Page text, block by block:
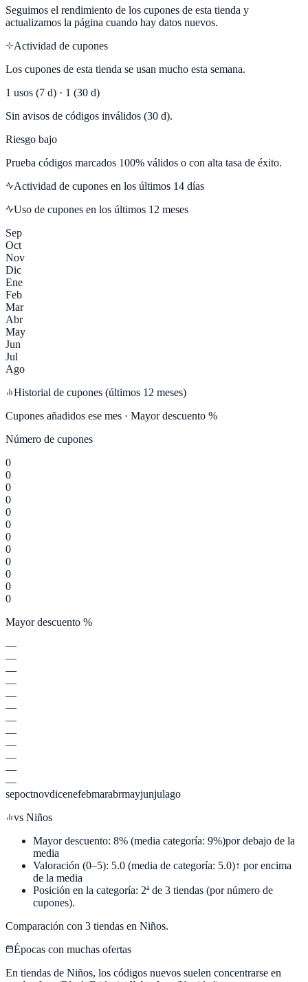
Seguimos el rendimiento de los cupones de esta tienda y
actualizamos la página cuando hay datos nuevos.
Actividad de cupones
Los cupones de esta tienda se usan mucho esta semana.
1 usos (7 d) · 1 (30 d)
Sin avisos de códigos inválidos (30 d).
Riesgo bajo
Prueba códigos marcados 100% válidos o con alta tasa de éxito.
Actividad de cupones en los últimos 14 días
Uso de cupones en los últimos 12 meses
Sep
Oct
Nov
Dic
Ene
Feb
Mar
Abr
May
Jun
Jul
Ago
Historial de cupones (últimos 12 meses)
Cupones añadidos ese mes · Mayor descuento %
Número de cupones
0
0
0
0
0
0
0
0
0
0
0
0
Mayor descuento %
—
—
—
—
—
—
—
—
—
—
—
—
sepoctnovdicenefebmarabrmayjunjulago
vs Niños
Mayor descuento: 8% (media categoría: 9%)por debajo de la
media
Valoración (0–5): 5.0 (media de categoría: 5.0)↑ por encima
de la media
Posición en la categoría: 2ª de 3 tiendas (por número de
cupones).
Comparación con 3 tiendas en Niños.
Épocas con muchas ofertas
En tiendas de Niños, los códigos nuevos suelen concentrarse en